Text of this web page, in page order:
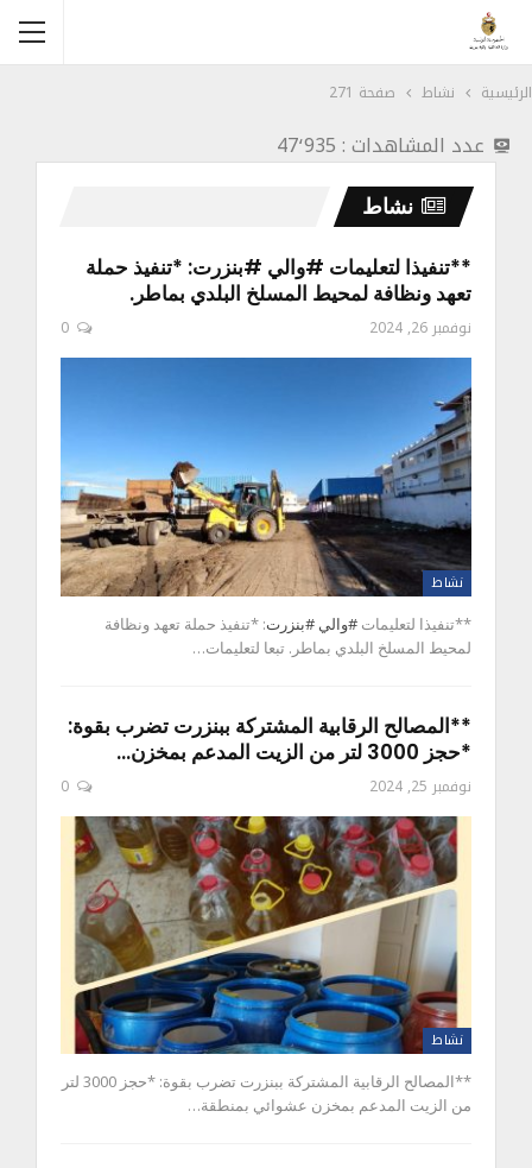
الرئيسية نشاط صفحة 271
عدد المشاهدات :47٬935
نشاط
**تنفيذا لتعليمات #والي #بنزرت: *تنفيذ حملة
تعهد ونظافة لمحيط المسلخ البلدي بماطر.
نوفمبر 26, 2024
نشاط
**تنفيذا لتعليمات #والي #بنزرت: *تنفيذ حملة تعهد ونظافة
لمحيط المسلخ البلدي بماطر. تبعا لتعليمات…
**المصالح الرقابية المشتركة ببنزرت تضرب بقوة:
*حجز 3000 لتر من الزيت المدعم بمخزن…
نوفمبر 25, 2024
نشاط
**المصالح الرقابية المشتركة ببنزرت تضرب بقوة: *حجز 3000 لتر
من الزيت المدعم بمخزن عشوائي بمنطقة…